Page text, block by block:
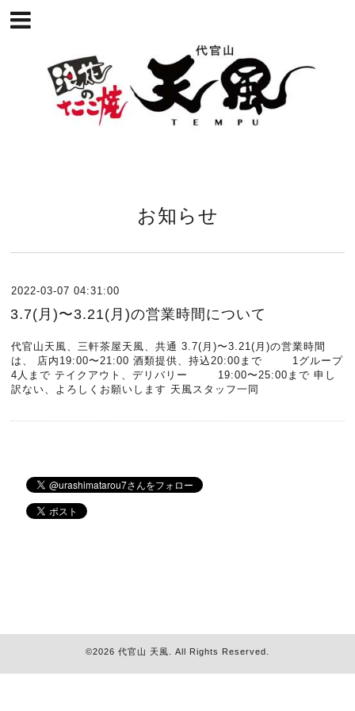
お知らせ
2022-03-07 04:31:00
3.7(月)〜3.21(月)の営業時間について
代官山天風、三軒茶屋天風、共通 3.7(月)〜3.21(月)の営業時間
は、 店内19:00〜21:00 酒類提供、持込20:00まで 1グループ
4人まで テイクアウト、デリバリー 19:00〜25:00まで 申し
訳ない、よろしくお願いします 天風スタッフ一同
©2026 代官山 天風 . All Rights Reserved.